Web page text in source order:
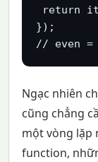
return
});
// even
Ngạc nhiên
cũng chẳng
một vòng lặp
function,